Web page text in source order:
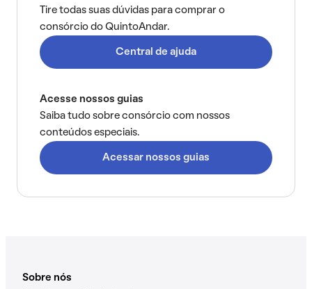
Tire todas suas dúvidas para comprar o
consórcio do QuintoAndar.
Central de ajuda
Acesse nossos guias
Saiba tudo sobre consórcio com nossos
conteúdos especiais.
Acessar nossos guias
Sobre nós